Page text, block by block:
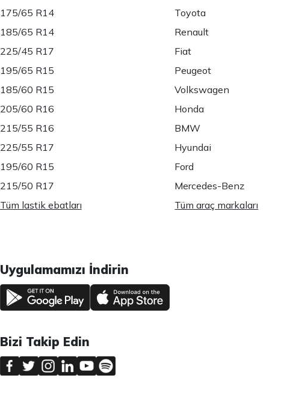
175/65 R14
185/65 R14
225/45 R17
195/65 R15
185/60 R15
205/60 R16
215/55 R16
225/55 R17
195/60 R15
215/50 R17
Tüm lastik ebatları
Toyota
Renault
Fiat
Peugeot
Volkswagen
Honda
BMW
Hyundai
Ford
Mercedes-Benz
Tüm araç markaları
Uygulamamızı İndirin
Bizi Takip Edin